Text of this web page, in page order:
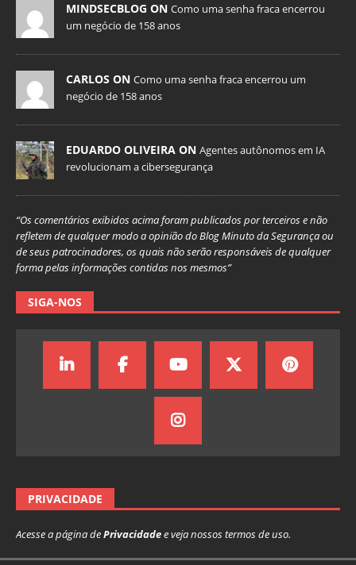
MINDSECBLOG ON Como uma senha fraca encerrou
um negócio de 158 anos
CARLOS ON Como uma senha fraca encerrou um
negócio de 158 anos
EDUARDO OLIVEIRA ON Agentes autônomos em IA
revolucionam a cibersegurança
“Os comentários exibidos acima foram publicados por terceiros e não
refletem de qualquer modo a opinião do Blog Minuto da Segurança ou
de seus patrocinadores, os quais não serão responsáveis de qualquer
forma pelas informações contidas nos mesmos”
SIGA-NOS
PRIVACIDADE
Acesse a página dePrivacidadee veja nossos termos de uso.